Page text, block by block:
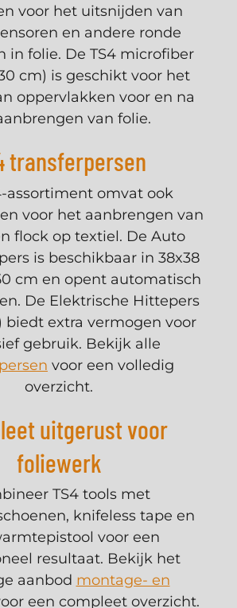
voor het uitsnijden van
en andere ronde
in folie. De TS4 microfiber
cm) is geschikt voor het
oppervlakken voor en na
van folie.
transferpersen
assortiment omvat ook
voor het aanbrengen van
flock op textiel. De Auto
is beschikbaar in 38x38
cm en opent automatisch
De Elektrische Hittepers
biedt extra vermogen voor
gebruik. Bekijk alle
voor een volledig
overzicht.
uitgerust voor
foliewerk
TS4 tools met
knifeless tape en
voor een
resultaat. Bekijk het
aanbod montage- en
een compleet overzicht.